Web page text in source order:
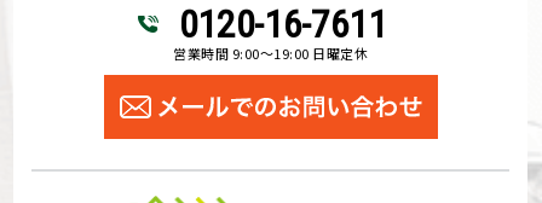
0120-16-7611
営業時間 9:00～19:00 日曜定休